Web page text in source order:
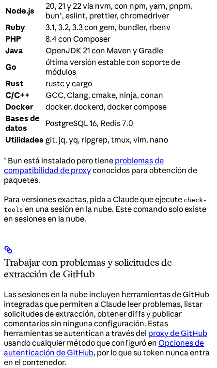
Node.js
20, 21 y 22 vía nvm, con npm, yarn, pnpm,
bun¹, eslint, prettier, chromedriver
Ruby
3.1, 3.2, 3.3 con gem, bundler, rbenv
PHP
8.4 con Composer
Java
OpenJDK 21 con Maven y Gradle
Go
última versión estable con soporte de
módulos
Rust
rustc y cargo
C/C++
GCC, Clang, cmake, ninja, conan
Docker
docker, dockerd, docker compose
Bases de
datos
PostgreSQL 16, Redis 7.0
Utilidades git, jq, yq, ripgrep, tmux, vim, nano
¹ Bun está instalado pero tiene problemas de
compatibilidad de proxyconocidos para obtención de
paquetes.
Para versiones exactas, pida a Claude que ejecute check-
tools en una sesión en la nube. Este comando solo existe
en sesiones en la nube.
Trabajar con problemas y solicitudes de
extracción de GitHub
Las sesiones en la nube incluyen herramientas de GitHub
integradas que permiten a Claude leer problemas, listar
solicitudes de extracción, obtener diffs y publicar
comentarios sin ninguna configuración. Estas
herramientas se autentican a través del proxy de GitHub
usando cualquier método que configuró en Opciones de
autenticación de GitHub, por lo que su token nunca entra
en el contenedor.